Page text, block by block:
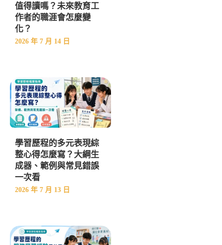
值得讀嗎？未來教育工
作者的職涯會怎麼變
化？
2026 年 7 月 14 日
學習歷程的多元表現綜
整心得怎麼寫？大綱生
成器、範例與常見錯誤
一次看
2026 年 7 月 13 日